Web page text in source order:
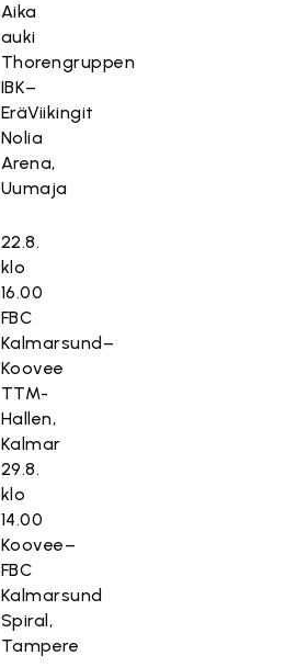
Aika
auki
Thorengruppen
IBK–
EräViikingit
Nolia
Arena,
Uumaja
22.8.
klo
16.00
FBC
Kalmarsund–
Koovee
TTM-
Hallen,
Kalmar
29.8.
klo
14.00
Koovee–
FBC
Kalmarsund
Spiral,
Tampere